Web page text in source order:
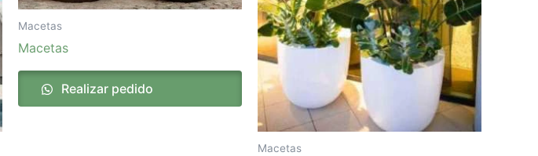
Macetas
Macetas
Realizar pedido
Macetas